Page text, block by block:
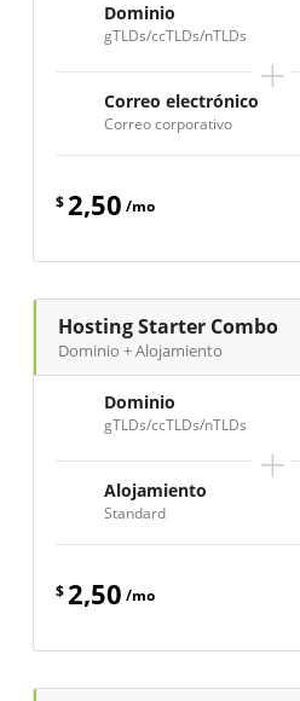
Dominio
gTLDs/ccTLDs/nTLDs
+
Correo electrónico
Correo corporativo
$ 2,50 /mo
Hosting Starter Combo
Dominio + Alojamiento
Dominio
gTLDs/ccTLDs/nTLDs
+
Alojamiento
Standard
$ 2,50 /mo